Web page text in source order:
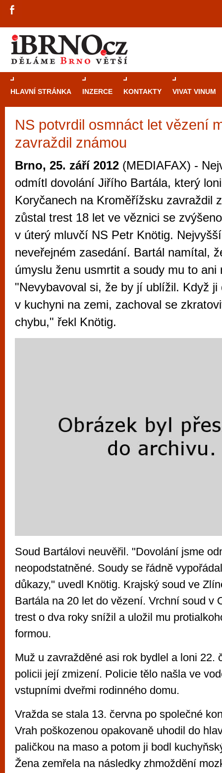
HLAVNÍ STRÁNKA INZERCE KONTAKTY VIVAT VINUM
NS potvrdil osmnáct let vězení
zavraždil známou
Brno, 25. září 2012 (MEDIAFAX) -
odmítl dovolání Jiřího Bartála, který
Koryčanech na Kroměřížsku zavraždil
zůstal trest 18 let ve věznici se
v úterý mluvčí NS Petr Knötig.
neveřejném zasedání. Bartál namítal,
úmyslu ženu usmrtit a soudy mu to ani
"Nevybavoval si, že by jí ublížil. Když ji
v kuchyni na zemi, zachoval se
chybu," řekl Knötig.
Soud Bartálovi neuvěřil. "Dovolání jsme
neopodstatněné. Soudy se řádně
důkazy," uvedl Knötig. Krajský soud ve
Bartála na 20 let do vězení. Vrchní soud v
trest o dva roky snížil a uložil mu
formou.
Muž u zavražděné asi rok bydlel a loni 22.
policii její zmizení. Policie tělo našla ve
vstupními dveřmi rodinného domu.
Vražda se stala 13. června po společné
Vrah poškozenou opakovaně uhodil do
paličkou na maso a potom ji bodl
Žena zemřela na následky zhmoždění
Průvodce
Brno je
zajímavé
restaurace,
Mimo jiné je ale také místem, kde si
vyzkoušet různé kasinové hry. V
metropoli naleznete širokou nabídku her
po moderní automaty jak pro pravidelné
příležitostné hráče. V...